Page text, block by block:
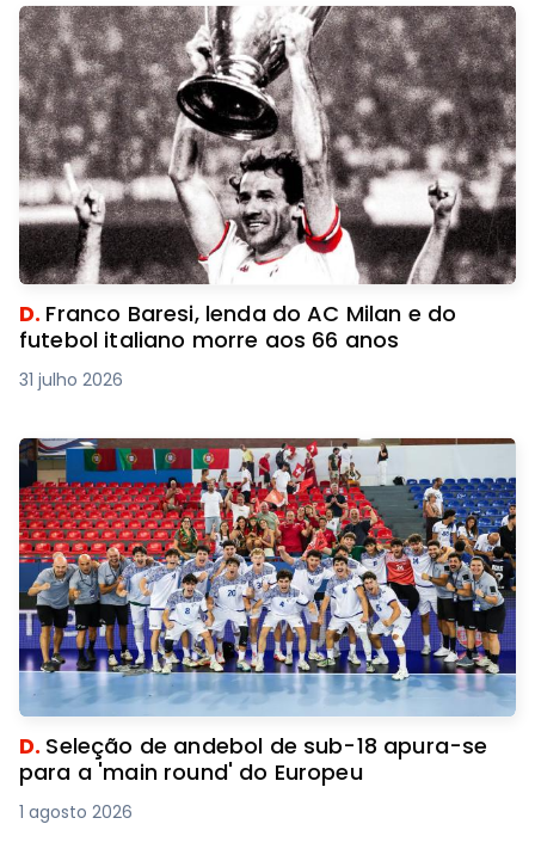
D. Franco Baresi, lenda do AC Milan e do
futebol italiano morre aos 66 anos
31 julho 2026
D. Seleção de andebol de sub-18 apura-se
para a 'main round' do Europeu
1 agosto 2026